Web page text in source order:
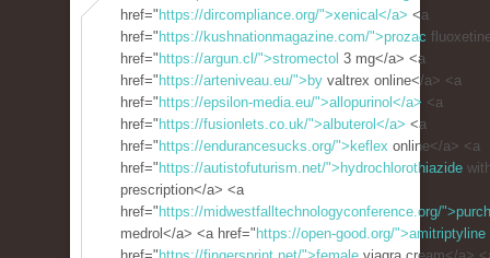
href=" https://dircompliance.org/">xenical</a> <a
href=" https://kushnationmagazine.com/">prozac
href=" https://argun.cl/">stromectol 3 mg</a> <a
href=" https://arteniveau.eu/">by valtrex online</a> <a
href=" https://epsilon-media.eu/">allopurinol</a> <a
href=" https://fusionlets.co.uk/">albuterol</a> <a
href=" https://endurancesucks.org/">keflex online</a> <a
href=" https://autistofuturism.net/">hydrochlorothiazide
prescription</a> <a
href=" https://midwestfalltechnologyconference.org/
medrol</a> <a href=" https://open-good.org/">amitriptyline